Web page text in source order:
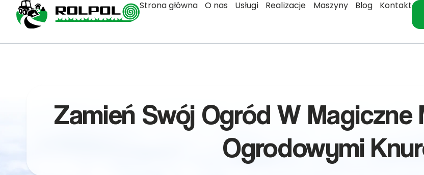
Strona główna O nas Usługi Realizacje Maszyny Blog Kontakt
Zamień Swój Ogród W Magiczne
Ogrodowymi